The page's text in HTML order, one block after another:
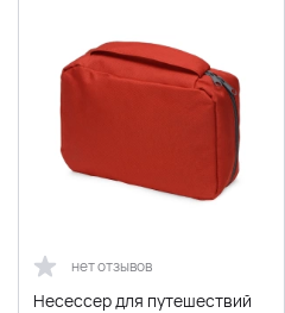
нет отзывов
Несессер для путешествий